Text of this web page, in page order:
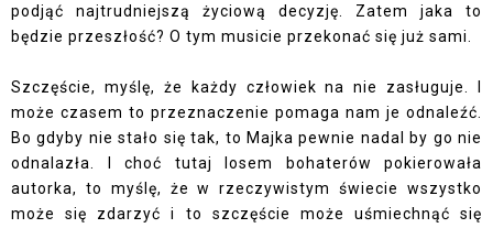
podjąć najtrudniejszą życiową decyzję. Zatem jaka to
będzie przeszłość? O tym musicie przekonać się już sami.
Szczęście, myślę, że każdy człowiek na nie zasługuje. I
może czasem to przeznaczenie pomaga nam je odnaleźć.
Bo gdyby nie stało się tak, to Majka pewnie nadal by go nie
odnalazła. I choć tutaj losem bohaterów pokierowała
autorka, to myślę, że w rzeczywistym świecie wszystko
może się zdarzyć i to szczęście może uśmiechnąć się